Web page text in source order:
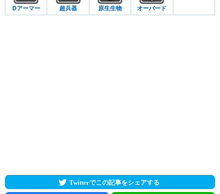
Dアーマー 超兵器 原生生物 オーバード
Twitterでこの記事をシェアする